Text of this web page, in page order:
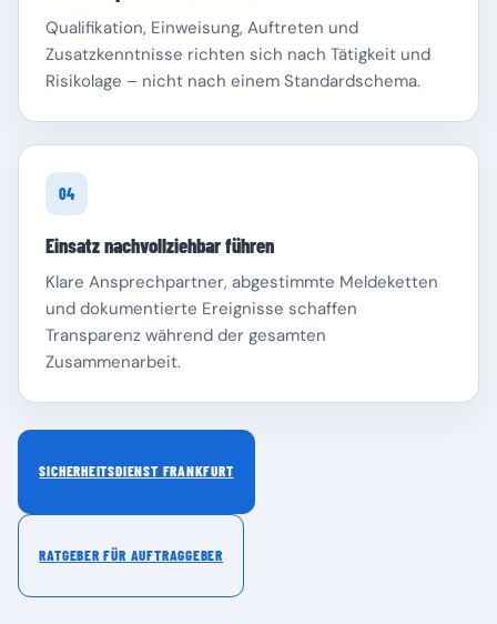
Qualifikation, Einweisung, Auftreten und
Zusatzkenntnisse richten sich nach Tätigkeit und
Risikolage – nicht nach einem Standardschema.
04
Einsatz nachvollziehbar führen
Klare Ansprechpartner, abgestimmte Meldeketten
und dokumentierte Ereignisse schaffen
Transparenz während der gesamten
Zusammenarbeit.
SICHERHEITSDIENST FRANKFURT
RATGEBER FÜR AUFTRAGGEBER